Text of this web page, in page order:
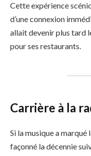
Cette expérience
d’une connexion
allait devenir plus tard
pour ses restaurants.
Carrière à la
Si la musique a
façonné la décennie